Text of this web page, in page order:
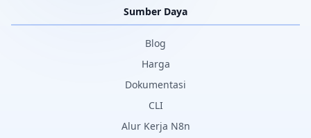
Sumber Daya
Blog
Harga
Dokumentasi
CLI
Alur Kerja N8n